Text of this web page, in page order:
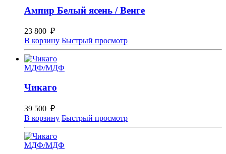
Ампир Белый ясень / Венге
23 800 ₽
В корзину Быстрый просмотр
МДФ/МДФ
Чикаго
39 500 ₽
В корзину Быстрый просмотр
МДФ/МДФ